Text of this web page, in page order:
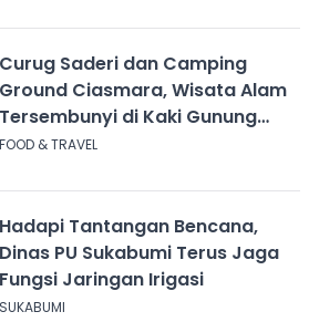
Curug Saderi dan Camping
Ground Ciasmara, Wisata Alam
Tersembunyi di Kaki Gunung
Salak
FOOD & TRAVEL
Hadapi Tantangan Bencana,
Dinas PU Sukabumi Terus Jaga
Fungsi Jaringan Irigasi
SUKABUMI